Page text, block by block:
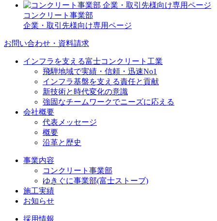
コンクリート事業部
企業・取引先様向け専用ページ
お問い合わせ・資料請求
インフラを支える富士コンクリート工業
飛騨地域で実績・信頼・迅速No1
インフラ基盤を支える責任と貢献
新技術と時代変化の意識
強固なチームワークでニーズに応える
会社概要
代表メッセージ
概要
沿革と歴史
事業内容
コンクリート事業部
ゆきぐに事業部(富士ストーブ)
施工実績
お知らせ
採用情報